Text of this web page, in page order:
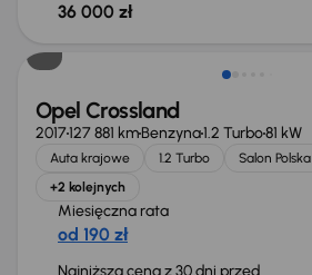
36 000 zł
Taniej o 1 000 zł
Opel Crossland
2017127 881 kmBenzyna1.2 Turbo81 kW
Auta krajowe 1.2 Turbo Salon Polska
+2 kolejnych
Miesięczna rata
od 190 zł
Najniższa cena z 30 dni przed